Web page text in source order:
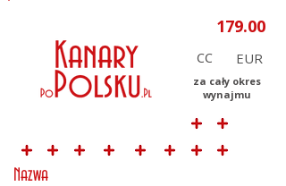
CC
za cały okres
wynajmu
Nazwa